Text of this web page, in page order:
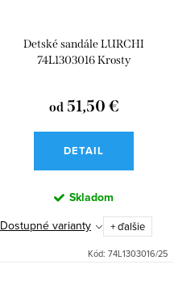
Detské sandále LURCHI
74L1303016 Krosty
od51,50 €
DETAIL
Skladom
Dostupné varianty
+ ďalšie
Kód: 74L1303016/25